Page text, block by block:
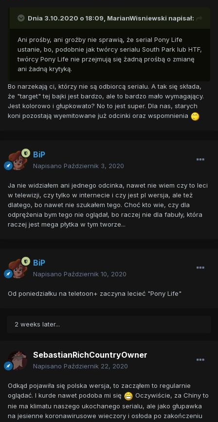
Dnia 3.10.2020 o 18:09, MarianWisniewski napisał:
Ani prośby, ani groźby nie sprawią, że serial Pony Life
ustanie, bo, podobnie jak twórcy serialu South Park lub HTF,
twórcy Pony Life nie przejmują się żadną prośbą o zmianę
ani żadną krytyką.
Bo narzekają ci, którzy nie są odbiorcą serialu. A tak się składa,
że "target" tej bajki jest bardzo, ale to bardzo mało wymagający.
Jest kolorowo i głupkowato? No to jest super. Dla nas, starych
koni pozostają wyemitowane już odcinki oraz wspomnienia
BiP
Napisano Październik 3, 2020
Ja nie widziałem ani jednego odcinka, nawet nie wiem czy to leci
w telewizji, czy tylko w internecie i czy jest pl wersja, ale też
dlatego, bo nawet nie szukałem tego. Choć kto wie, czy dla
odprężenia bym tego nie oglądał, bo raczej nie dla fabuły, która
raczej jest mega płytka w tym tworze...
BiP
Napisano Październik 10, 2020
Od poniedziałku na teletoon+ zaczyna lecieć "Pony Life"
2 weeks later...
SebastianRichCountryOwner
Napisano Październik 22, 2020
Odkąd pojawiła się polska wersja, to zacząłem to regularnie
oglądać. I kurde nawet podoba mi się
Oczywiście, za Chiny to
nie ma klimatu naszego ukochanego serialu, ale jako głupawka
na jesienne koronawirusowe wieczory i osłoda po zakończeniu